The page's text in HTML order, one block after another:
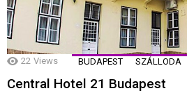
22 Views BUDAPEST SZÁLLODA
Central Hotel 21 Budapest